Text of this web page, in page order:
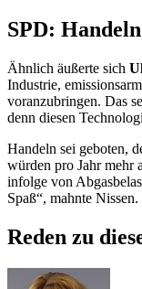
SPD:
Ähnlich äußerte sich
Industrie,
voranzubringen. Das
denn diesen
Handeln sei geboten,
würden pro Jahr mehr
infolge von
Spaß“, mahnte
Reden zu